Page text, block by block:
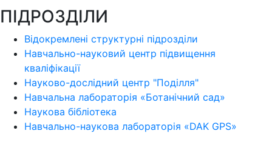
ПІДРОЗДІЛИ
Відокремлені структурні підрозділи
Навчально-науковий центр підвищення
кваліфікації
Науково-дослідний центр "Поділля"
Навчальна лабораторія «Ботанічний сад»
Наукова бібліотека
Навчально-наукова лабораторія «DAK GPS»